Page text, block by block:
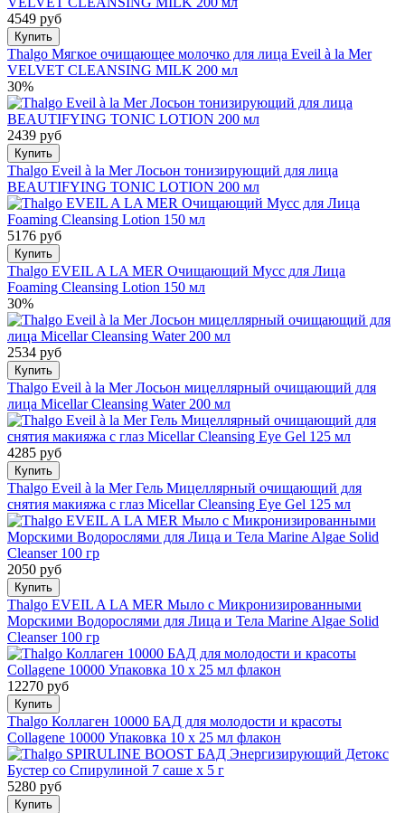
4549 руб
Купить
Thalgo Мягкое очищающее молочко для лица Eveil à la Mer
VELVET CLEANSING MILK 200 мл
30%
2439 руб
Купить
Thalgo Eveil à la Mer Лосьон тонизирующий для лица
BEAUTIFYING TONIC LOTION 200 мл
5176 руб
Купить
Thalgo EVEIL A LA MER Очищающий Мусс для Лица
Foaming Cleansing Lotion 150 мл
30%
2534 руб
Купить
Thalgo Eveil à la Mer Лосьон мицеллярный очищающий для
лица Micellar Cleansing Water 200 мл
4285 руб
Купить
Thalgo Eveil à la Mer Гель Мицеллярный очищающий для
снятия макияжа с глаз Micellar Cleansing Eye Gel 125 мл
2050 руб
Купить
Thalgo EVEIL A LA MER Мыло с Микронизированными
Морскими Водорослями для Лица и Тела Marine Algae Solid
Cleanser 100 гр
12270 руб
Купить
Thalgo Коллаген 10000 БАД для молодости и красоты
Collagene 10000 Упаковка 10 x 25 мл флакон
5280 руб
Купить